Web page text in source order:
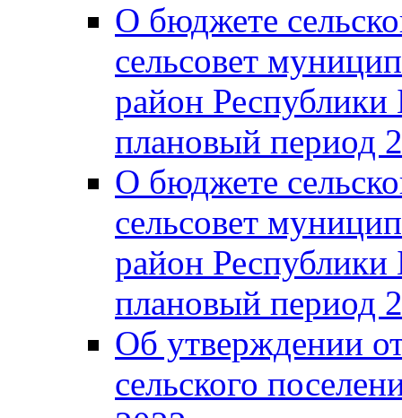
О бюджете
сельсовет
район Республики
плановый период
О бюджете
сельсовет
район Республики
плановый период
Об утверждении
сельского